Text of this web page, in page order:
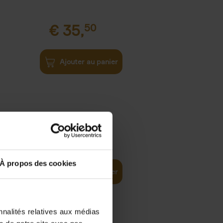
À propos des cookies
relatives aux médias
€ 35,50
Ajouter au panier
37,50
Ajouter au panier